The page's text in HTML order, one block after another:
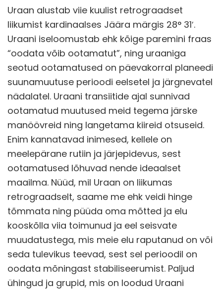
Uraan alustab viie kuulist retrograadset
liikumist kardinaalses Jäära märgis 28° 31′.
Uraani iseloomustab ehk kõige paremini fraas
“oodata võib ootamatut”, ning uraaniga
seotud ootamatused on päevakorral planeedi
suunamuutuse perioodi eelsetel ja järgnevatel
nädalatel. Uraani transiitide ajal sunnivad
ootamatud muutused meid tegema järske
manöövreid ning langetama kiireid otsuseid.
Enim kannatavad inimesed, kellele on
meelepärane rutiin ja järjepidevus, sest
ootamatused lõhuvad nende ideaalset
maailma. Nüüd, mil Uraan on liikumas
retrograadselt, saame me ehk veidi hinge
tõmmata ning püüda oma mõtted ja elu
kooskõlla viia toimunud ja eel seisvate
muudatustega, mis meie elu raputanud on või
seda tulevikus teevad, sest sel perioodil on
oodata mõningast stabiliseerumist. Paljud
ühingud ja grupid, mis on loodud Uraani